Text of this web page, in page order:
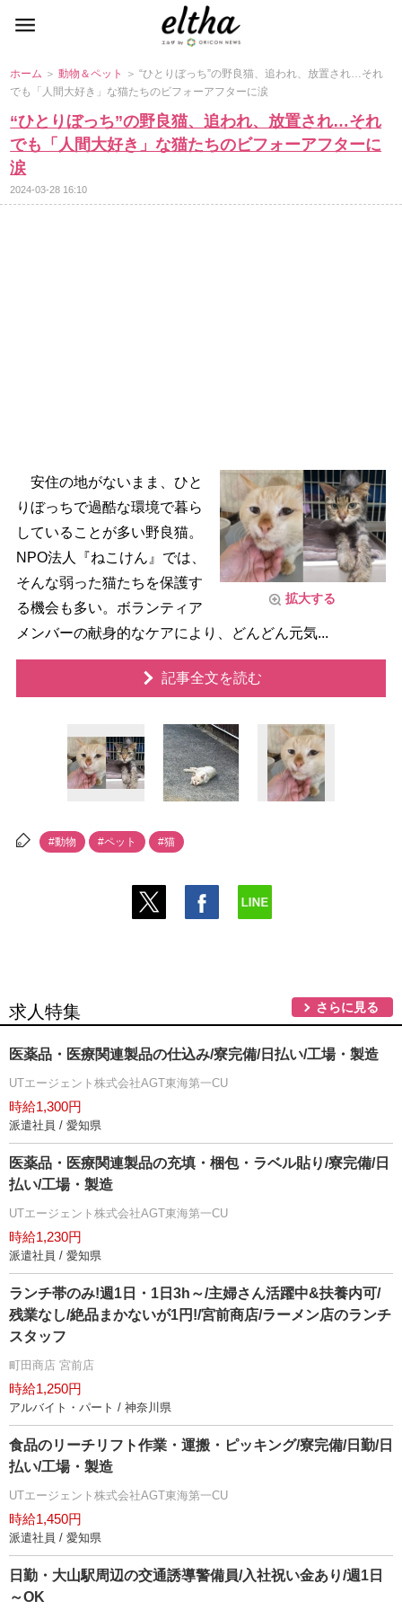
ホーム ＞動物＆ペット
＞ “ひとりぼっち”の野良猫、追われ、放置され…それ
でも「人間大好き」な猫たちのビフォーアフターに涙
“ひとりぼっち”の野良猫、追われ、放置され…それ
でも「人間大好き」な猫たちのビフォーアフターに
涙
2024-03-28 16:10
拡大する
安住の地がないまま、ひと
りぼっちで過酷な環境で暮ら
していることが多い野良猫。
NPO法人『ねこけん』では、
そんな弱った猫たちを保護す
る機会も多い。ボランティア
メンバーの献身的なケアにより、どんどん元気...
記事全文を読む
#動物 #ペット #猫
求人特集 さらに見る
医薬品・医療関連製品の仕込み/寮完備/日払い/工場・製造
UTエージェント株式会社AGT東海第一CU
時給1,300円
派遣社員 / 愛知県
医薬品・医療関連製品の充填・梱包・ラベル貼り/寮完備/日
払い/工場・製造
UTエージェント株式会社AGT東海第一CU
時給1,230円
派遣社員 / 愛知県
ランチ帯のみ!週1日・1日3h～/主婦さん活躍中&扶養内可/
残業なし/絶品まかないが1円!/宮前商店/ラーメン店のランチ
スタッフ
町田商店 宮前店
時給1,250円
アルバイト・パート / 神奈川県
食品のリーチリフト作業・運搬・ピッキング/寮完備/日勤/日
払い/工場・製造
UTエージェント株式会社AGT東海第一CU
時給1,450円
派遣社員 / 愛知県
日勤・大山駅周辺の交通誘導警備員/入社祝い金あり/週1日
～OK